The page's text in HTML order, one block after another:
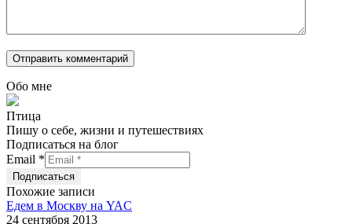
Обо мне
Птица
Пишу о себе, жизни и путешествиях
Подписаться на блог
Email *
Похожие записи
Едем в Москву на YAC
24 сентября 2013